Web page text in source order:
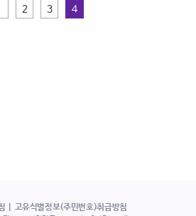
2 3 4
고유식별정보(주민번호)취급방침